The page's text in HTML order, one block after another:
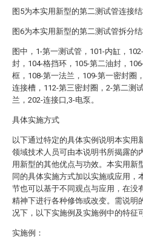
图5为本实用新型的第二测试管连接结
图6为本实用新型的第二测试管拆分结
图中，1-第一测试管，101-内缸，
封，104-格挡环，105-第二油封，
框，108-第一法兰，109-第一密封圈
连接槽，112-第三密封圈，2-第二测
兰，202-连接口,3-电泵。
具体实施方式
以下通过特定的具体实例说明本实用
领域技术人员可由本说明书所揭露的
用新型的其他优点与功效。本实用新
同的具体实施方式加以实施或应用，
节也可以基于不同观点与应用，在没
精神下进行各种修饰或改变。需说明
况下，以下实施例及实施例中的特征
实施例：